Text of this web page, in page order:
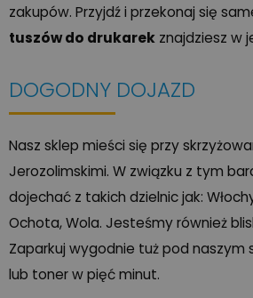
zakupów. Przyjdź i przekonaj się
tuszów do drukarek znajdziesz w
DOGODNY DOJAZD
Nasz sklep mieści się przy
Jerozolimskimi. W związku z tym
dojechać z takich dzielnic jak:
Ochota, Wola. Jesteśmy również
Zaparkuj wygodnie tuż pod naszym
lub toner w pięć minut.